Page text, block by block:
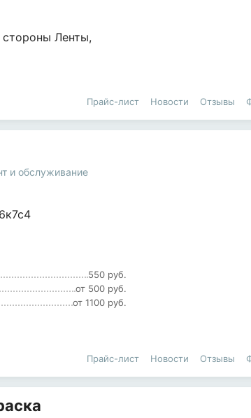
Ленты,
Прайс-лист Новости Отзывы
и обслуживание
550 руб.
от 500 руб.
от 1100 руб.
Прайс-лист Новости Отзывы